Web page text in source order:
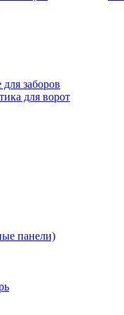
заборов
для ворот
панели)